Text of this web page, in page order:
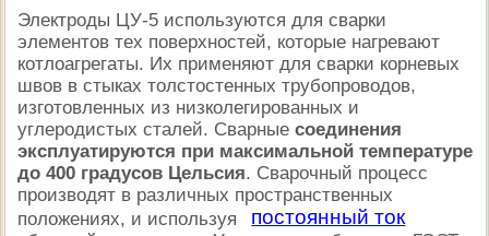
Электроды ЦУ-5 используются для сварки
элементов тех поверхностей, которые нагревают
котлоагрегаты. Их применяют для сварки корневых
швов в стыках толстостенных трубопроводов,
изготовленных из низколегированных и
углеродистых сталей. Сварные соединения
эксплуатируются при максимальной температуре
до 400 градусов Цельсия. Сварочный процесс
производят в различных пространственных
положениях, и используя
постоянный ток